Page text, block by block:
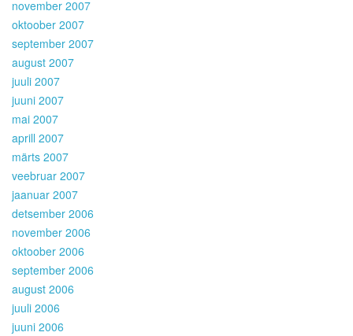
november 2007
oktoober 2007
september 2007
august 2007
juuli 2007
juuni 2007
mai 2007
aprill 2007
märts 2007
veebruar 2007
jaanuar 2007
detsember 2006
november 2006
oktoober 2006
september 2006
august 2006
juuli 2006
juuni 2006